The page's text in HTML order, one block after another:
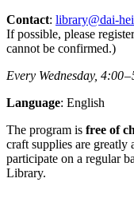
Contact: library@dai-
If possible, please
cannot be confirmed.)
Every Wednesday, 4:00
Language: English
The program is free of
craft supplies are
participate on a regular
Library.